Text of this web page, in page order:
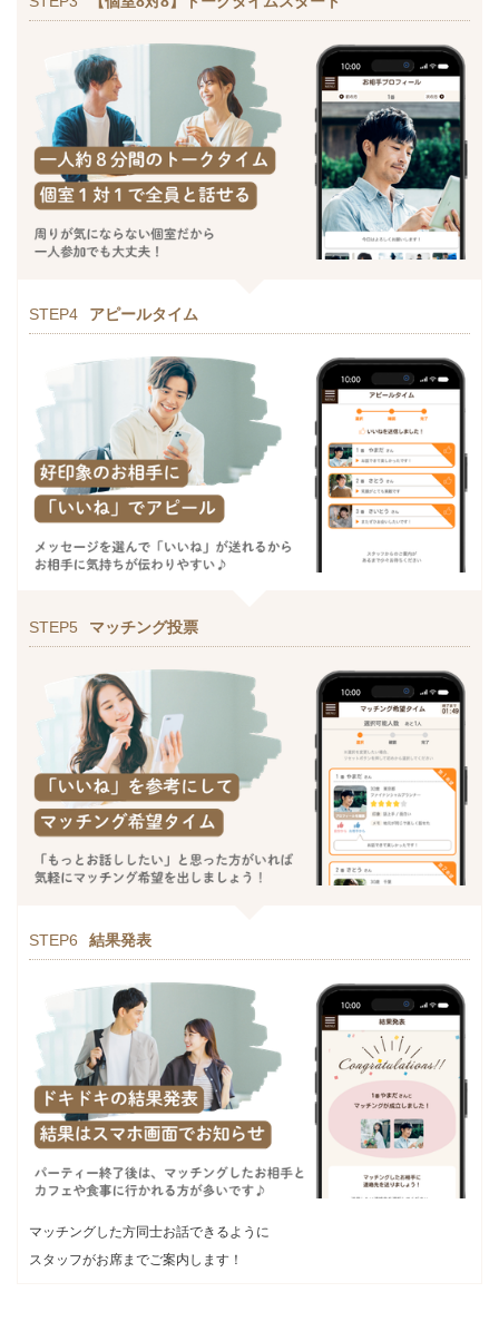
STEP4 アピールタイム
STEP5 マッチング投票
STEP6 結果発表
マッチングした方同士お話できるように
スタッフがお席までご案内します！